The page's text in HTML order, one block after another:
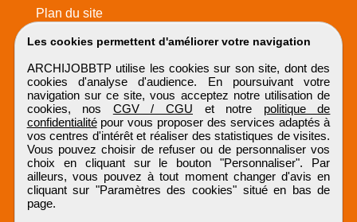
Les cookies permettent d'améliorer votre navigation
ARCHIJOBBTP utilise les cookies sur son site, dont des
cookies d'analyse d'audience. En poursuivant votre
navigation sur ce site, vous acceptez notre utilisation de
cookies, nos CGV / CGU et notre politique de
confidentialitépour vous proposer des services adaptés à
vos centres d'intérêt et réaliser des statistiques de visites.
Vous pouvez choisir de refuser ou de personnaliser vos
choix en cliquant sur le bouton "Personnaliser". Par
ailleurs, vous pouvez à tout moment changer d'avis en
cliquant sur "Paramètres des cookies" situé en bas de
page.
Plan du site